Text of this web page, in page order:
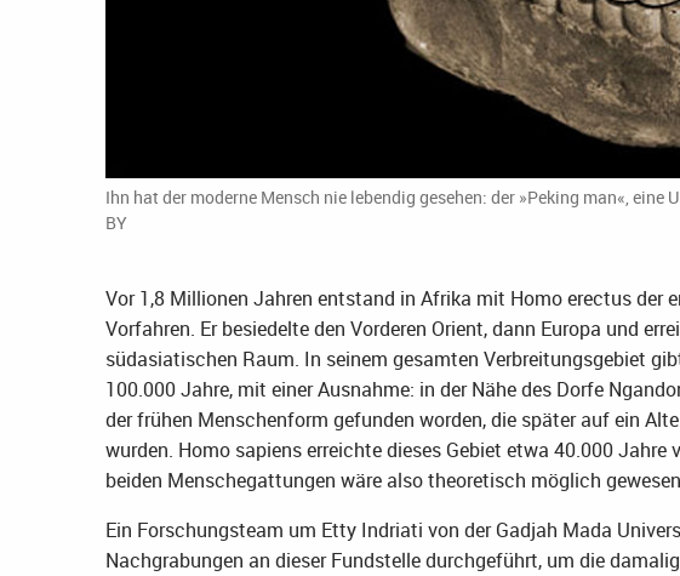
Ihn hat der moderne Mensch nie lebendig gesehen: der »Peking man«,
BY
Vor 1,8 Millionen Jahren entstand in Afrika mit Homo erectus der
Vorfahren. Er besiedelte den Vorderen Orient, dann Europa und
südasiatischen Raum. In seinem gesamten Verbreitungsgebiet
100.000 Jahre, mit einer Ausnahme: in der Nähe des Dorfe
der frühen Menschenform gefunden worden, die später auf ein
wurden. Homo sapiens erreichte dieses Gebiet etwa 40.000 Jahre
beiden Menschegattungen wäre also theoretisch möglich
Ein Forschungsteam um Etty Indriati von der Gadjah Mada
Nachgrabungen an dieser Fundstelle durchgeführt, um die